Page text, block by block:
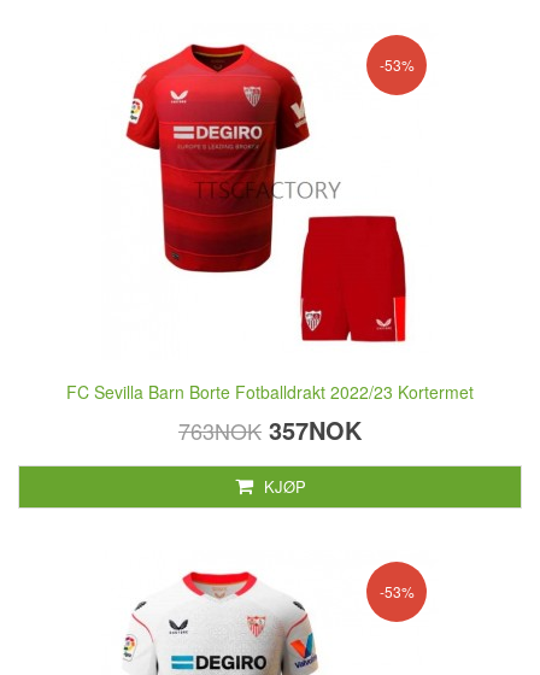
-53%
FC Sevilla Barn Borte Fotballdrakt 2022/23 Kortermet
763NOK 357NOK
KJØP
-53%